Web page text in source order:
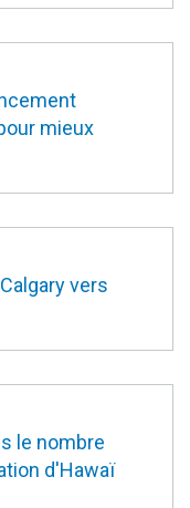
mieux
vers
le nombre
d'Hawaï